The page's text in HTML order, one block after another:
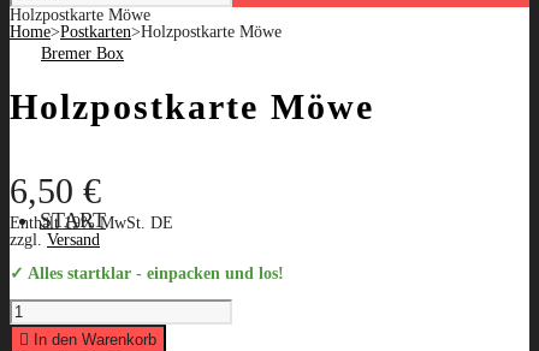
START
Holzpostkarte Möwe
Home>Postkarten>Holzpostkarte Möwe
Holzpostkarte Möwe
6,50 €
Enthält 19% MwSt. DE
zzgl. Versand
✓ Alles startklar - einpacken und los!
Holzpostkarte
Möwe
quantityIn den Warenkorb